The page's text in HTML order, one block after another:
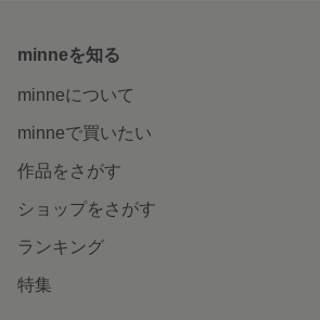
minneを知る
minneについて
minneで買いたい
作品をさがす
ショップをさがす
ランキング
特集